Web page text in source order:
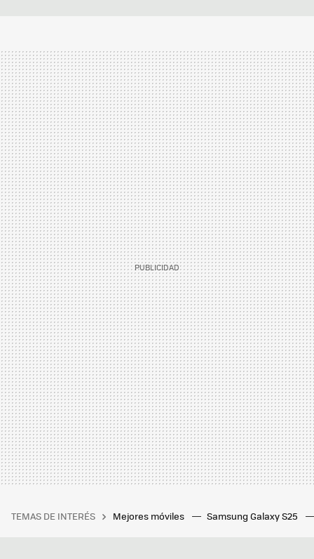
TEMAS DE INTERÉS Mejores móviles Samsung Galaxy S25